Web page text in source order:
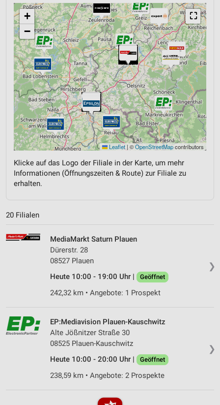
⛶
+
−
Leaflet | ©OpenStreetMapcontributors
Klicke auf das Logo der Filiale in der Karte, um mehr
Informationen (Öffnungszeiten & Route) zur Filiale zu
erhalten.
20 Filialen
❯
MediaMarkt Saturn Plauen
Dürerstr. 28
08527 Plauen
Heute 10:00 - 19:00 Uhr |
Geöffnet
242,32 km • Angebote: 1 Prospekt
❯
EP:Mediavision Plauen-Kauschwitz
Alte Jößnitzer Straße 30
08525 Plauen-Kauschwitz
Heute 10:00 - 20:00 Uhr |
Geöffnet
238,59 km • Angebote: 2 Prospekte